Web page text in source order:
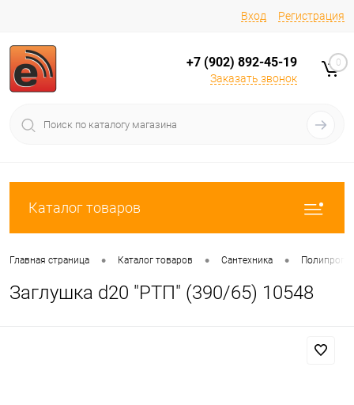
Вход Регистрация
+7 (902) 892-45-19
Заказать звонок
0
Каталог товаров
Главная страница • Каталог товаров • Сантехника •
Заглушка d20 "РТП" (390/65) 10548